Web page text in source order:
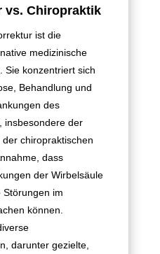
vs. Chiropraktik
ist die
medizinische
Sie konzentriert sich
Behandlung und
des
insbesondere der
chiropraktischen
dass
der Wirbelsäule
im
können.
darunter gezielte,